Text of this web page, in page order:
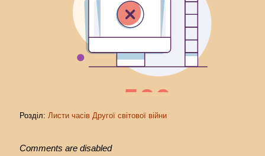
Розділ: Листи часів Другої світової війни
Comments are disabled